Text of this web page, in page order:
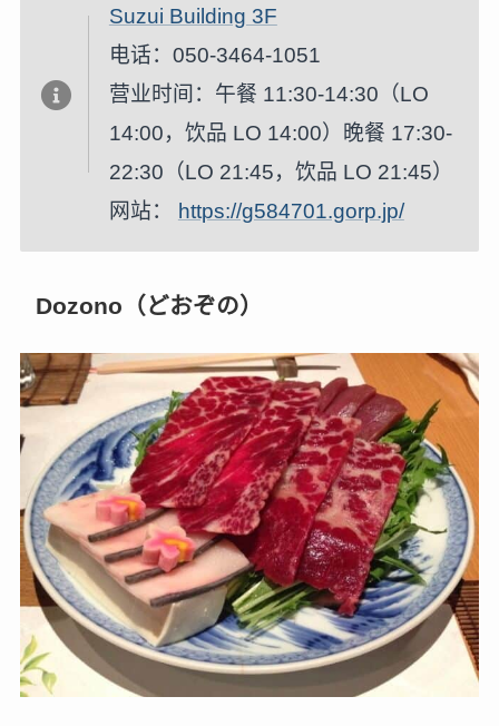
Suzui Building 3F
电话：050-3464-1051
营业时间：午餐 11:30-14:30（LO
14:00，饮品 LO 14:00）晚餐 17:30-
22:30（LO 21:45，饮品 LO 21:45）
网站：
https://g584701.gorp.jp/
Dozono（どおぞの）